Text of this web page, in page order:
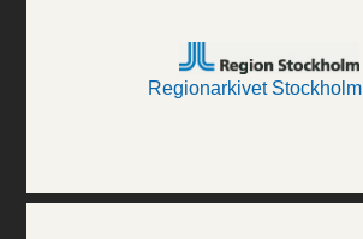
Regionarkivet Stockholm